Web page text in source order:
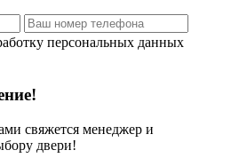
персональных данных
свяжется менеджер и
двери!